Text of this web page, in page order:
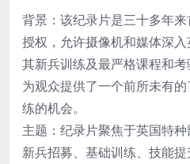
背景：该纪录片是三十多年
授权，允许摄像机和媒体深
其新兵训练及最严格课程和
为观众提供了一个前所未有
练的机会。
主题：纪录片聚焦于英国特
新兵招募、基础训练、技能